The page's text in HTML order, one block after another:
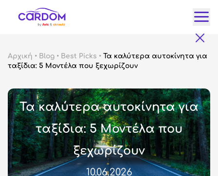
City
SUV
Αρχική • Blog • Best Picks • Τα καλύτερα αυτοκίνητα για
ταξίδια: 5 Μοντέλα που ξεχωρίζουν
Τα καλύτερα αυτοκίνητα για
ταξίδια: 5 Μοντέλα που
ξεχωρίζουν
10.06.2026